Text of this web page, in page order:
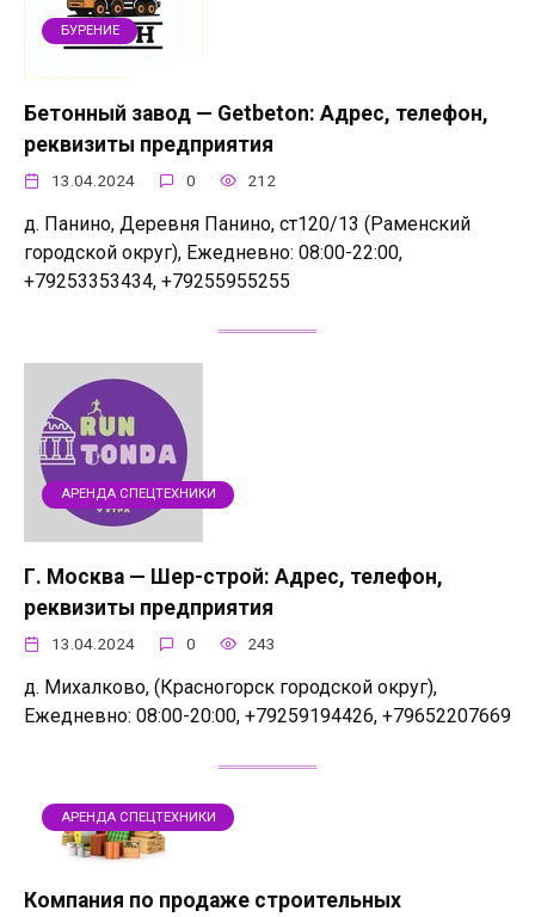
БУРЕНИЕ
Бетонный завод — Getbeton: Адрес, телефон,
реквизиты предприятия
13.04.2024 0 212
д. Панино, Деревня Панино, ст120/13 (Раменский
городской округ), Ежедневно: 08:00-22:00,
+79253353434, +79255955255
АРЕНДА СПЕЦТЕХНИКИ
Г. Москва — Шер-строй: Адрес, телефон,
реквизиты предприятия
13.04.2024 0 243
д. Михалково, (Красногорск городской округ),
Ежедневно: 08:00-20:00, +79259194426, +79652207669
АРЕНДА СПЕЦТЕХНИКИ
Компания по продаже строительных